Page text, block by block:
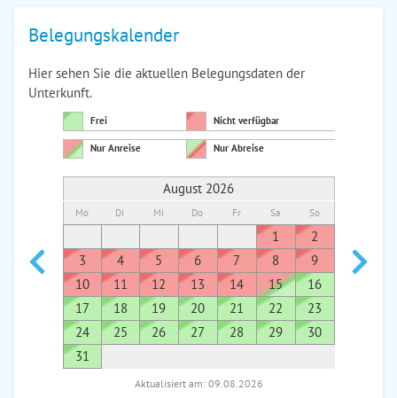
Belegungskalender
Hier sehen Sie die aktuellen Belegungsdaten der
Unterkunft.
Frei Nicht verfügbar
Nur Anreise Nur Abreise
August 2026
Mo Di Mi Do Fr Sa So
1
2
3
4 5 6 7 8
9
10
11 12 13 14 15
16
17
18 19 20 21 22
23
24
25 26 27 28 29
30
31
7
Aktualisiert am: 09.08.2026